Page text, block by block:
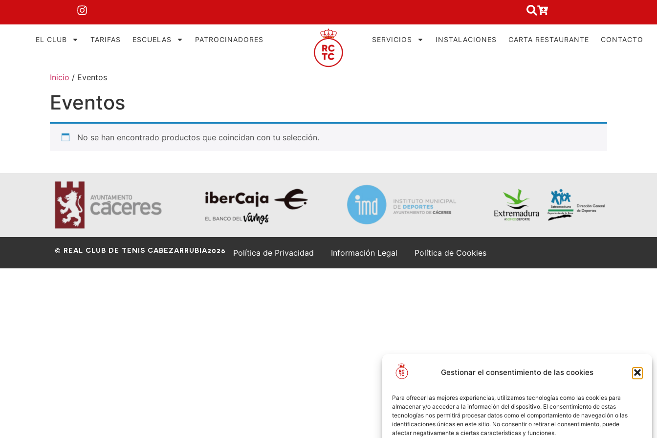
Gestionar el consentimiento de las cookies
Para ofrecer las mejores experiencias, utilizamos tecnologías como las cookies para
almacenar y/o acceder a la información del dispositivo. El consentimiento de estas
tecnologías nos permitirá procesar datos como el comportamiento de navegación o las
identificaciones únicas en este sitio. No consentir o retirar el consentimiento, puede
afectar negativamente a ciertas características y funciones.
EL CLUB TARIFAS ESCUELAS PATROCINADORES SERVICIOS INSTALACIONES CARTA RESTAURANTE CONTACTO
Inicio / Eventos
Eventos
No se han encontrado productos que coincidan con tu selección.
© REAL CLUB DE TENIS CABEZARRUBIA2026 Política de Privacidad Información Legal Política de Cookies